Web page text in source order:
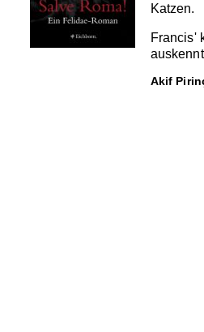
Katzen.
Francis'
Akif